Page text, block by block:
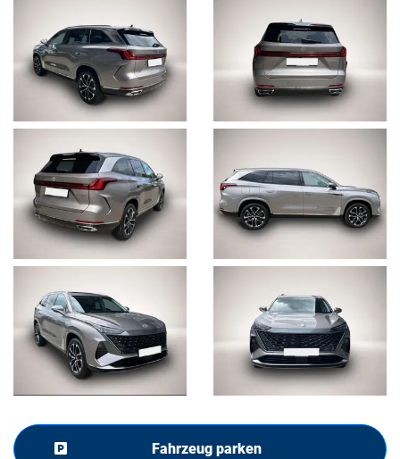
Fahrzeug parken